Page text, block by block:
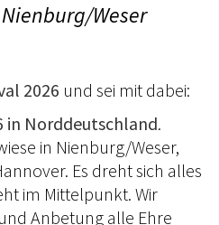
Weser
2026 und sei mit dabei:
in Norddeutschland.
in Nienburg/Weser,
Es dreht sich alles
im Mittelpunkt. Wir
Anbetung alle Ehre